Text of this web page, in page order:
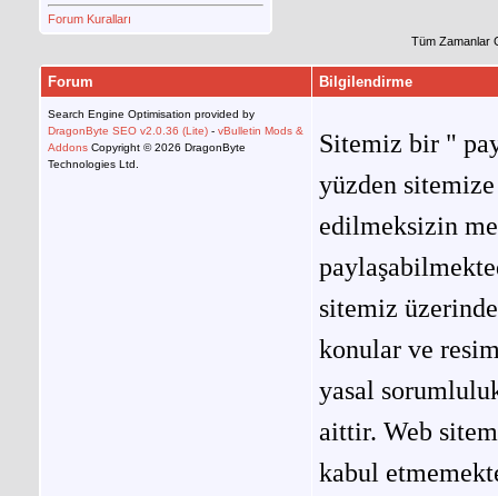
Forum Kuralları
Tüm Zamanlar
Forum Bilgilendirme
Search Engine Optimisation provided by
DragonByte SEO v2.0.36 (Lite) - vBulletin Mods &
Addons Copyright © 2026 DragonByte
Technologies Ltd.
Sitemiz bir "
yüzden
edilmeksizin
sitemiz
konular ve
yasal
aittir. Web
kabul